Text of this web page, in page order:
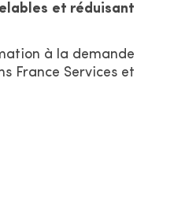
et réduisant
à la demande
France Services et